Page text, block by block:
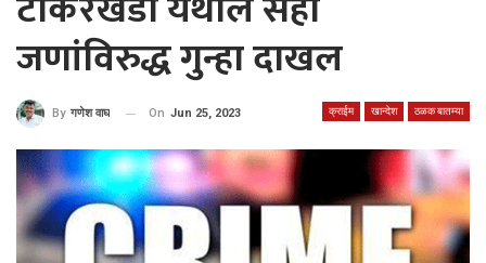
जणांविरुद्ध गुन्हा दाखल
क्राईम खान्देश ठळक बातम्या
By गणेश वाघ On Jun 25, 2023